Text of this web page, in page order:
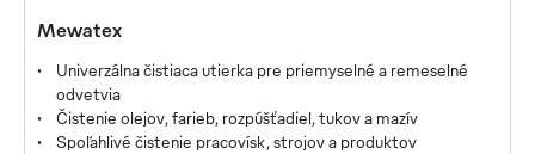
Mewatex Ultra
Nechlpatá čistiaca utierka
Veľmi jemné čistenie citlivých povrchov
Turbo absorbčná sila
Mewatex
Univerzálna čistiaca utierka pre priemyselné a remeselné
odvetvia
Čistenie olejov, farieb, rozpúšťadiel, tukov a mazív
Spoľahlivé čistenie pracovísk, strojov a produktov